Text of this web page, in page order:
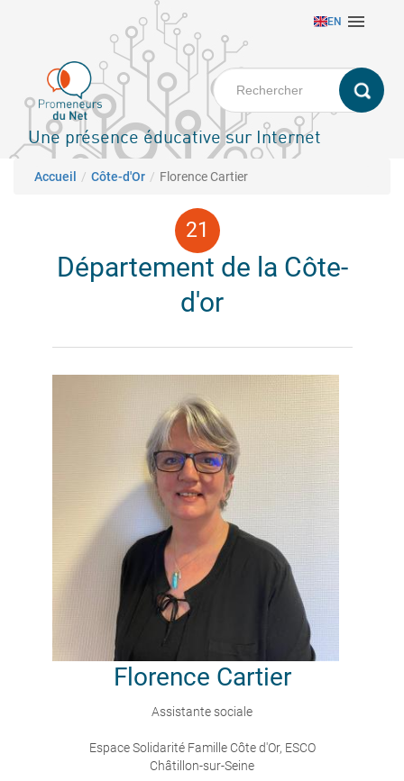
principal
EN 
Une présence éducative sur Internet
Fil d'Ariane
Accueil Côte-d'Or Florence Cartier
Département de la Côte-
d'or
Florence Cartier
Assistante sociale
Espace Solidarité Famille Côte d'Or, ESCO
Châtillon-sur-Seine